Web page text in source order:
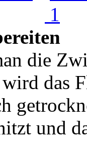
die
das
und